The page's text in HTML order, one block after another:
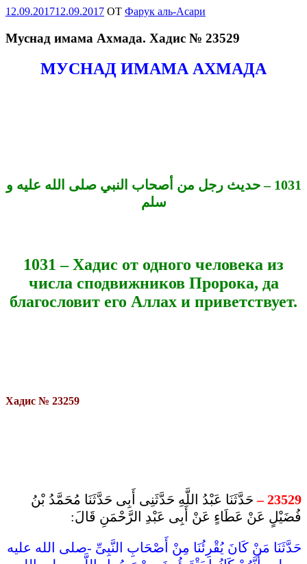
Опубликовано
12.09.201712.09.2017 OT Фарук аль-Асари
Муснад имама Ахмада. Хадис № 23529
МУСНАД ИМАМА АХМАДА
1031
–حديث رجل من أصحاب النبي صلى الله عليه و
سلم
1031 – Хадис от одного человека из
числа сподвижников Пророка, да
благословит его Аллах и приветствует.
Хадис № 23259
23529 –
حَدَّثَنَا عَبْدُ اللَّهِ حَدَّثَنِى أَبِى حَدَّثَنَا مُحَمَّدُ بْنُ
فُضَيْلٍ عَنْ عَطَاءٍ عَنْ أَبِى عَبْدِ الرَّحْمَنِ قَالَ:
حَدَّثَنَا مَنْ كَانَ يُقْرِئُنَا مِنْ أَصْحَابِ النَّبِىِّ -صلى الله عليه